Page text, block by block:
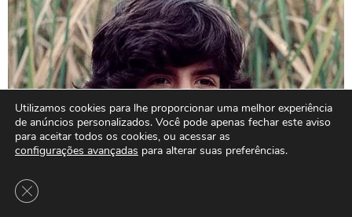
Utilizamos cookies para lhe proporcionar uma melhor experiência
de anúncios personalizados. Você pode apenas fechar este aviso
para aceitar todos os cookies, ou acessar as
configurações avançadas para alterar suas preferências.
Close GDPR Cookie Banner